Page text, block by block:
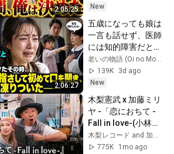
2:05:25
いた。上機嫌な母の
横を通り、台所で冷
えた雑煮を一人です
する妻を見た瞬間、
俺は黙って翌朝の手
続きを決めた――
New
2:06:27
五歳になっても娘は
一言も話せず、医師
には知的障害だと告
げられた。家族全員
が諦めかけたその
時、娘が家政婦を指
さして初めて口を開
き、私はその場で凍
りついた――
老いの物語 (Oi no Monogatari)
139K
3d ago
New
木梨憲武 x 加藤ミリ
ヤ -「恋におちて -
Fall in love-(小林明
子)」 | 木梨レコード
【#35】
木梨レコード and 加藤ミリヤ Official YouTube Channel
775K
1mo ago